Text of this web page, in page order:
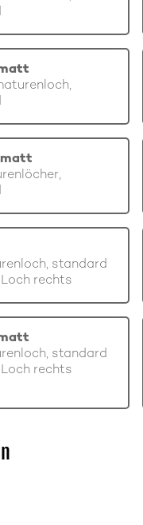
matt
standard
rechts
standard
rechts